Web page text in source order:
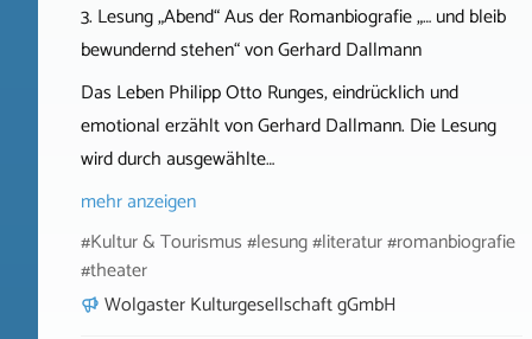
3. Lesung „Abend“ Aus der Romanbiografie „… und bleib
bewundernd stehen“ von Gerhard Dallmann
Das Leben Philipp Otto Runges, eindrücklich und
emotional erzählt von Gerhard Dallmann. Die Lesung
wird durch ausgewählte…
mehr anzeigen
#Kultur & Tourismus #lesung #literatur #romanbiografie
#theater
Wolgaster Kulturgesellschaft gGmbH